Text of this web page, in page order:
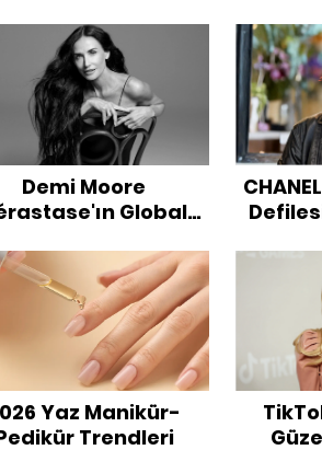
Demi Moore
Global
Yaz Manikür-
Trendleri